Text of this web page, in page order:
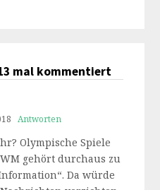
mal kommentiert
Antworten
Olympische Spiele
gehört durchaus zu
Da würde